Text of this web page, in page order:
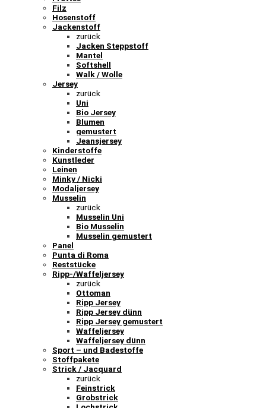
Filz
Hosenstoff
Jackenstoff
zurück
Jacken Steppstoff
Mantel
Softshell
Walk / Wolle
Jersey
zurück
Uni
Bio Jersey
Blumen
gemustert
Jeansjersey
Kinderstoffe
Kunstleder
Leinen
Minky / Nicki
Modaljersey
Musselin
zurück
Musselin Uni
Bio Musselin
Musselin gemustert
Panel
Punta di Roma
Reststücke
Ripp-/Waffeljersey
zurück
Ottoman
Ripp Jersey
Ripp Jersey dünn
Ripp Jersey gemustert
Waffeljersey
Waffeljersey dünn
Sport – und Badestoffe
Stoffpakete
Strick / Jacquard
zurück
Feinstrick
Grobstrick